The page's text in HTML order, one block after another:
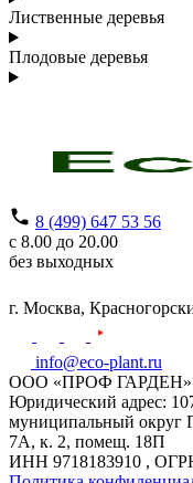
Лиственные деревья
Плодовые деревья
8 (499) 647 53 56
с 8.00 до 20.00
без выходных
г. Москва,
info@eco-plant.ru
ООО «ПРОФ ГАРДЕН»
Юридический адрес:
муниципальный округ
7А, к. 2, помещ. 18П
ИНН 9718183910 ,